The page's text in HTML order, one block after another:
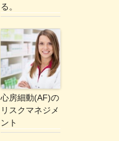
る。
心房細動(AF)の
リスクマネジメ
ント